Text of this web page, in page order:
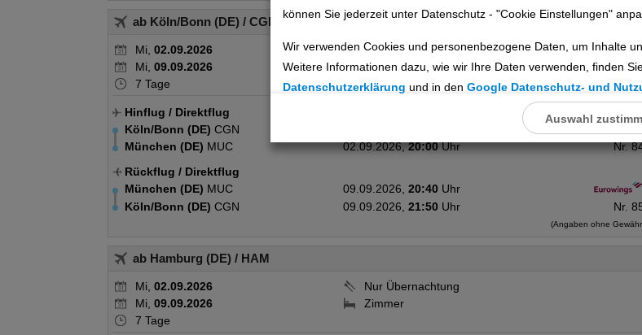
können Sie jederzeit unter Datenschutz - "Cookie Einstellungen"
Wir verwenden Cookies und personenbezogene Daten, um Inhalte
Weitere Informationen dazu, wie wir Ihre Daten verwenden, finden
Datenschutzerklärung und in den Google Datenschutz- und
Technische Cookies
Erweiterte Einstellungen
Auswahl
ab Köln/Bonn (DE) / CGN
Mi, 02.09.2026
Mi, 09.09.2026
7 Tage
Nur Übernachtung
Zimmer
Hinflug / Direktflug
Köln/Bonn (DE) CGN
München (DE) MUC 02.09.2026,20:00Uhr
Nr.
Rückflug / Direktflug
München (DE) MUC 09.09.2026, 20:40 Uhr
Köln/Bonn (DE) CGN 09.09.2026, 21:50 Uhr Nr.
(Angaben ohne
ab Hamburg (DE) / HAM
Mi, 02.09.2026
Mi, 09.09.2026
7 Tage
Nur Übernachtung
Zimmer